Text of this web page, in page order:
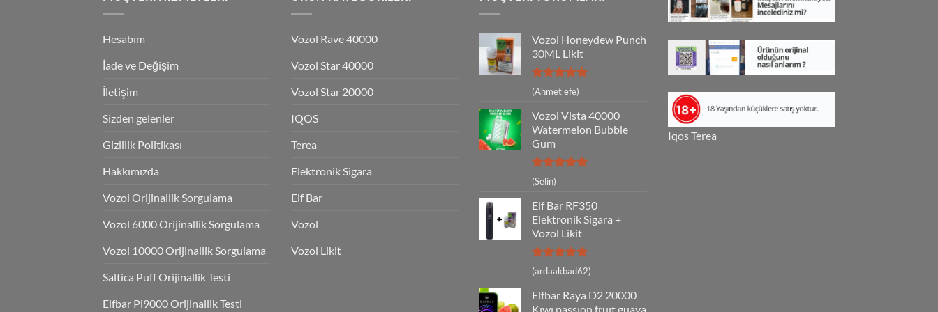
Hesabım
İade ve Değişim
İletişim
Sizden gelenler
Gizlilik Politikası
Hakkımızda
Vozol Orijinallik Sorgulama
Vozol 6000 Orijinallik Sorgulama
Vozol 10000 Orijinallik Sorgulama
Saltica Puff Orijinallik Testi
Elfbar Pi9000 Orijinallik Testi
Vozol Rave 40000
Vozol Star 40000
Vozol Star 20000
IQOS
Terea
Elektronik Sigara
Elf Bar
Vozol
Vozol Likit
Vozol Honeydew Punch
30ML Likit
5 üzerinden
5
(Ahmet efe)
Vozol Vista 40000
Watermelon Bubble
Gum
5 üzerinden
5
oy aldı
(Selin)
Elf Bar RF350
Elektronik Sigara +
Vozol Likit
5 üzerinden
5
(ardaakbad62)
Elfbar Raya D2 20000
Kıwı passıon fruıt guava
Iqos Terea